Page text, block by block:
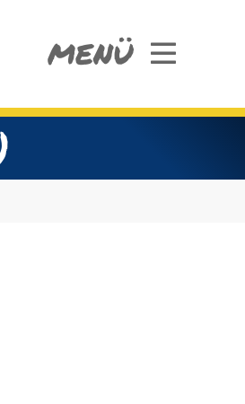
MENÜ